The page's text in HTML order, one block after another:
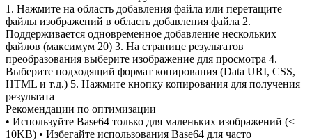
1. Нажмите на область добавления файла или перетащите
файлы изображений в область добавления файла 2.
Поддерживается одновременное добавление нескольких
файлов (максимум 20) 3. На странице результатов
преобразования выберите изображение для просмотра 4.
Выберите подходящий формат копирования (Data URI, CSS,
HTML и т.д.) 5. Нажмите кнопку копирования для получения
результата
Рекомендации по оптимизации
• Используйте Base64 только для маленьких изображений (<
10KB) • Избегайте использования Base64 для часто